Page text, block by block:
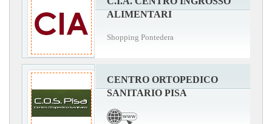
ALIMENTARI
Shopping Pontedera
CENTRO ORTOPEDICO
SANITARIO PISA